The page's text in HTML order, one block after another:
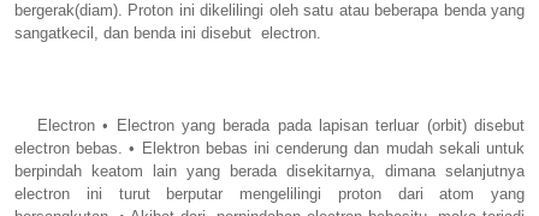
bergerak(diam). Proton ini dikelilingi oleh satu atau beberapa benda yang
sangatkecil, dan benda ini disebut electron.
Electron • Electron yang berada pada lapisan terluar (orbit) disebut
electron bebas. • Elektron bebas ini cenderung dan mudah sekali untuk
berpindah keatom lain yang berada disekitarnya, dimana selanjutnya
electron ini turut berputar mengelilingi proton dari atom yang